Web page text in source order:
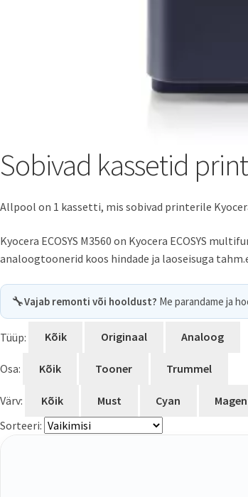
Sobivad kassetid
Allpool on 1 kassetti, mis sobivad printerile
Kyocera ECOSYS M3560 on Kyocera ECOSYS
analoogtoonerid koos hindade ja laoseisuga
🔧Vajab remonti või hooldust? Me parandame ja
Tüüp: Kõik Originaal Analoog
Osa: Kõik Tooner Trummel
Värv: Kõik Must Cyan
Sorteeri: